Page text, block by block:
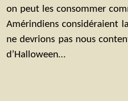
on peut les consommer
Amérindiens considéraient
ne devrions pas nous
d’Halloween…